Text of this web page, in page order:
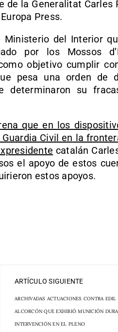
de la Generalitat Carles
Press.
del Interior
por los Mossos
objetivo cumplir
pesa una orden de
determinaron su
que en los
Civil en la
catalán
el apoyo de estos
estos apoyos.
ARTÍCULO SIGUIENTE
ARCHIVADAS ACTUACIONES CONTRA EDIL
ALCORCÓN QUE EXHIBIÓ MUNICIÓN
INTERVENCIÓN EN EL PLENO